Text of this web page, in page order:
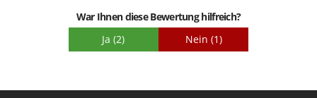
Lediglich die Wartezeit von etwa zwei Wochen. Ein Anruf beim
War Ihnen diese Bewertung hilfreich?
Ja (2) Nein (1)